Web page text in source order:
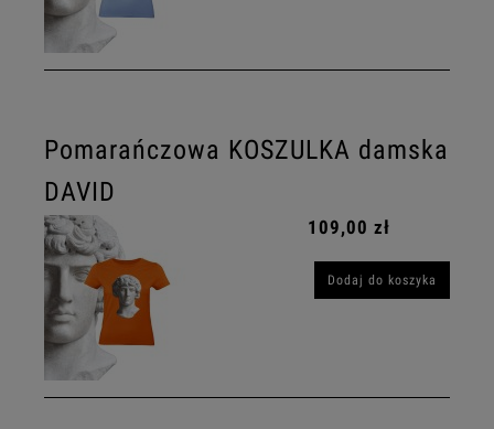
Pomarańczowa KOSZULKA damska
DAVID
109,00 zł
Dodaj do koszyka